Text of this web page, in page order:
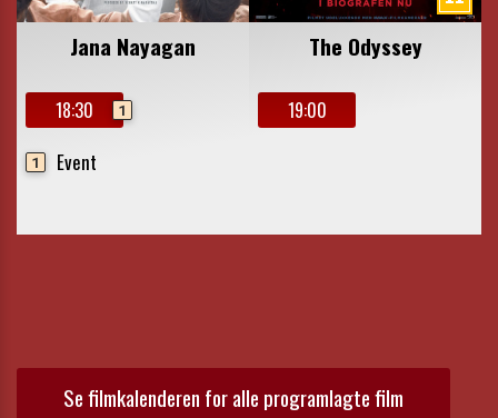
Se filmkalenderen for alle programlagte film